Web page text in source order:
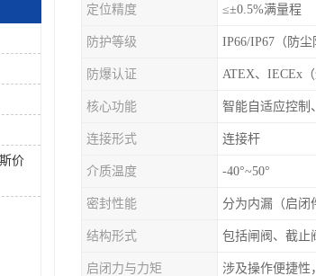
价
定位精度 ≤±0.5%满量程
防护等级 IP66/IP67（防尘
防爆认证 ATEX、IECEx
核心功能 智能自适应控制
连接形式 连接杆
介质温度 -40°~50°
密封性能
结构形式 包括闸阀、截止
启闭力与力矩 涉及操作便捷性